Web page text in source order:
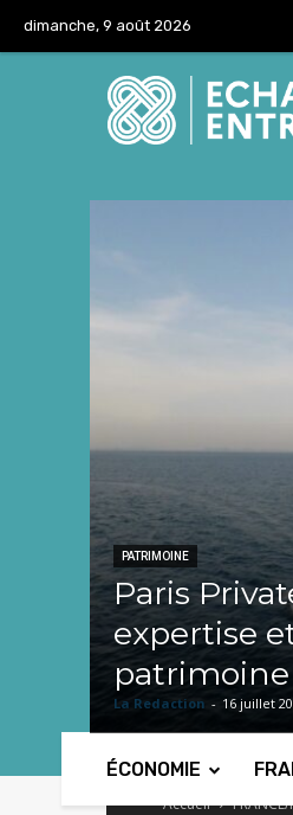
dimanche, 9 août 2026
PATRIMOINE
Paris
expertise
La Redaction - 16 juillet
ÉCONOMIE
Accueil